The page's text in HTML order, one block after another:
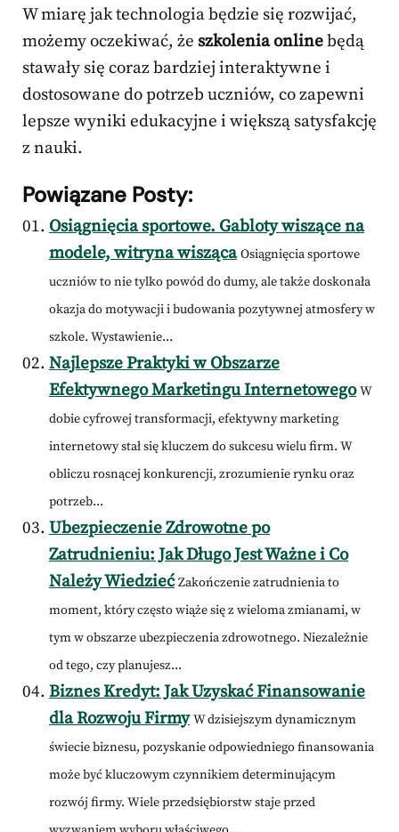
W miarę jak technologia będzie się rozwijać,
możemy oczekiwać, że szkolenia onlinebędą
stawały się coraz bardziej interaktywne i
dostosowane do potrzeb uczniów, co zapewni
lepsze wyniki edukacyjne i większą satysfakcję
z nauki.
Powiązane Posty:
Osiągnięcia sportowe. Gabloty wiszące na
modele, witryna wisząca Osiągnięcia sportowe
uczniów to nie tylko powód do dumy, ale także doskonała
okazja do motywacji i budowania pozytywnej atmosfery w
szkole. Wystawienie...
Najlepsze Praktyki w Obszarze
Efektywnego Marketingu Internetowego W
dobie cyfrowej transformacji, efektywny marketing
internetowy stał się kluczem do sukcesu wielu firm. W
obliczu rosnącej konkurencji, zrozumienie rynku oraz
potrzeb...
Ubezpieczenie Zdrowotne po
Zatrudnieniu: Jak Długo Jest Ważne i Co
Należy Wiedzieć Zakończenie zatrudnienia to
moment, który często wiąże się z wieloma zmianami, w
tym w obszarze ubezpieczenia zdrowotnego. Niezależnie
od tego, czy planujesz...
Biznes Kredyt: Jak Uzyskać Finansowanie
dla Rozwoju Firmy W dzisiejszym dynamicznym
świecie biznesu, pozyskanie odpowiedniego finansowania
może być kluczowym czynnikiem determinującym
rozwój firmy. Wiele przedsiębiorstw staje przed